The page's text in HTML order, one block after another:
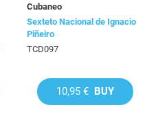
Cubaneo
Sexteto Nacional de Ignacio
Piñeiro
TCD097
10,95 € BUY